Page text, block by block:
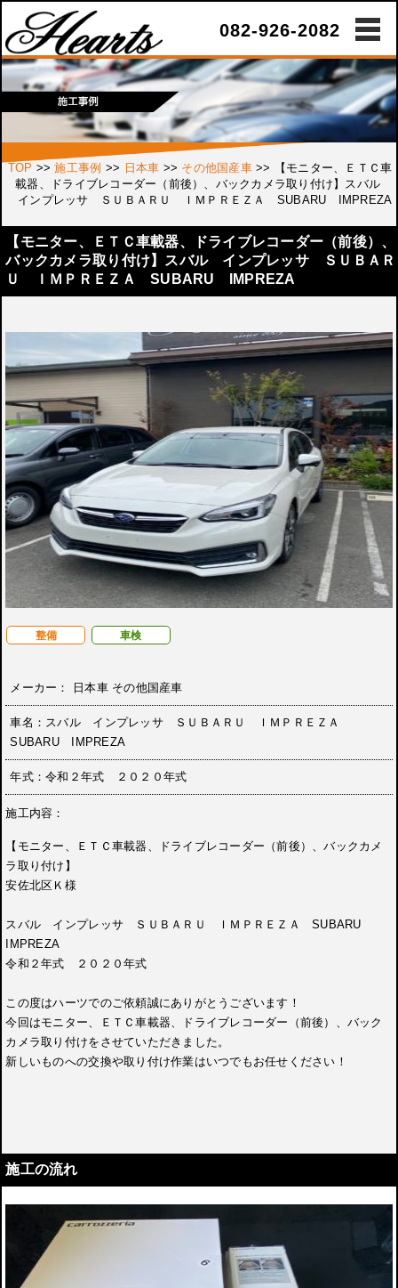
082-926-2082
TOP >>施工事例 >> 日本車 >> その他国産車>>
【モニター、ＥＴＣ車
載器、ドライブレコーダー（前後）、バックカメラ取り付け】スバル
インプレッサ ＳＵＢＡＲＵ ＩＭＰＲＥＺＡ SUBARU IMPREZA
【モニター、ＥＴＣ車載器、ドライブレコーダー（前後）、
バックカメラ取り付け】スバル インプレッサ ＳＵＢＡＲ
Ｕ ＩＭＰＲＥＺＡ SUBARU IMPREZA
整備 車検
メーカー： 日本車 その他国産車
車名：スバル インプレッサ ＳＵＢＡＲＵ ＩＭＰＲＥＺＡ
SUBARU IMPREZA
年式：令和２年式 ２０２０年式
施工内容：
【モニター、ＥＴＣ車載器、ドライブレコーダー（前後）、バックカメ
ラ取り付け】
安佐北区Ｋ様
スバル インプレッサ ＳＵＢＡＲＵ ＩＭＰＲＥＺＡ SUBARU
IMPREZA
令和２年式 ２０２０年式
この度はハーツでのご依頼誠にありがとうございます！
今回はモニター、ＥＴＣ車載器、ドライブレコーダー（前後）、バック
カメラ取り付けをさせていただきました。
新しいものへの交換や取り付け作業はいつでもお任せください！
施工の流れ